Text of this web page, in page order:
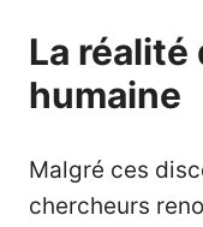
La réalité
humaine
Malgré ces
chercheurs